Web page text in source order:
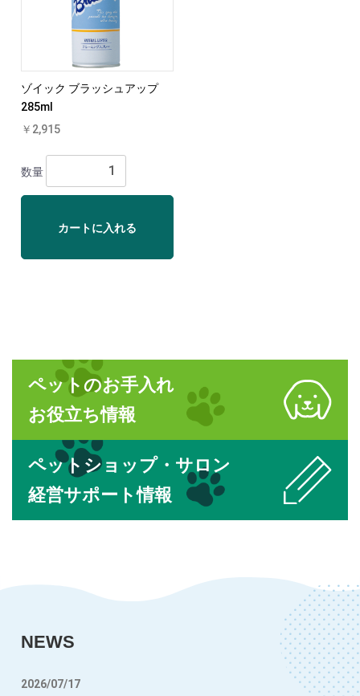
ゾイック ブラッシュアップ
285ml
￥2,915
数量
カートに入れる
ペットのお手入れ
お役立ち情報
ペットショップ・サロン
経営サポート情報
NEWS
2026/07/17